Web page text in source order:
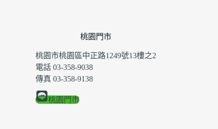
桃園門市
桃園市桃園區中正路1249號13樓之2
電話 03-358-9038
傳真 03-358-9138
桃園門市